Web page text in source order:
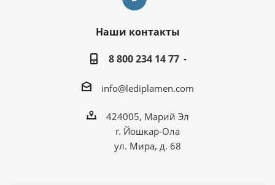
Наши контакты
8 800 234 14 77
info@lediplamen.com
424005, Марий Эл
г. Йошкар-Ола
ул. Мира, д. 68